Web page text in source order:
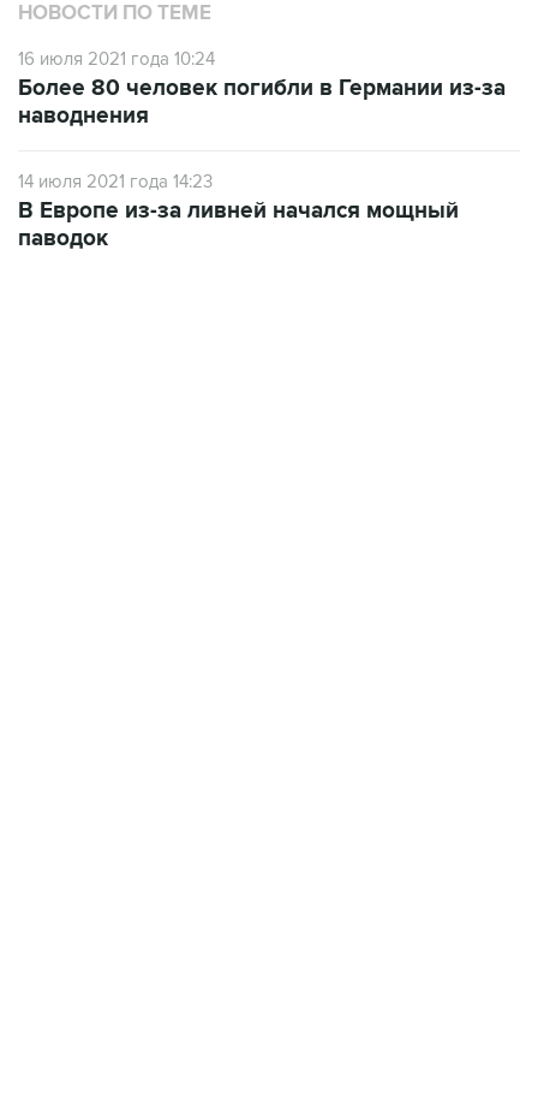
НОВОСТИ ПО ТЕМЕ
16 июля 2021 года 10:24
Более 80 человек погибли в Германии из-за
наводнения
14 июля 2021 года 14:23
В Европе из-за ливней начался мощный
паводок